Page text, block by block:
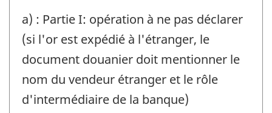
:a) : Partie I: opération à ne pas déclarer
(si l'or est expédié à l'étranger, le
document douanier doit mentionner le
nom du vendeur étranger et le rôle
d'intermédiaire de la banque)